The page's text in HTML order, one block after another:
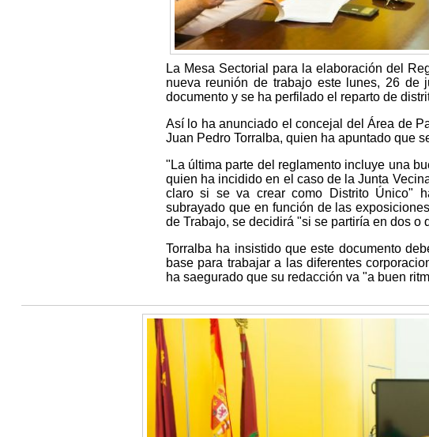
La Mesa Sectorial para la elaboración del
nueva reunión de trabajo este lunes, 26
documento y se ha perfilado el reparto de
Así lo ha anunciado el concejal del Área de
Juan Pedro Torralba, quien ha apuntado que
"La última parte del reglamento incluye una
quien ha incidido en el caso de la Junta
claro si se va crear como Distrito Único"
subrayado que en función de las
de Trabajo, se decidirá "si se partiría en dos o
Torralba ha insistido que este documento
base para trabajar a las diferentes
ha saegurado que su redacción va "a buen